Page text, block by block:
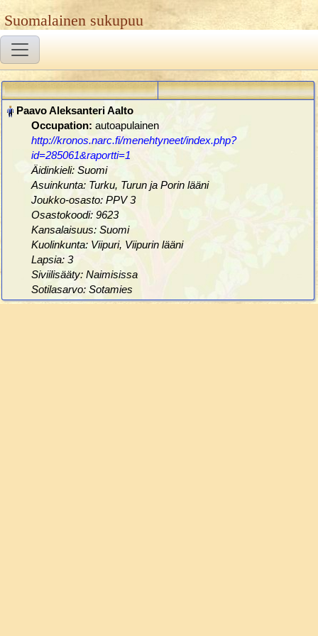
Suomalainen sukupuu
Occupation: autoapulainen
http://kronos.narc.fi/menehtyneet/index.php?
id=285061&raportti=1
Äidinkieli: Suomi
Asuinkunta: Turku, Turun ja Porin lääni
Joukko-osasto: PPV 3
Osastokoodi: 9623
Kansalaisuus: Suomi
Kuolinkunta: Viipuri, Viipurin lääni
Lapsia: 3
Siviilisääty: Naimisissa
Sotilasarvo: Sotamies